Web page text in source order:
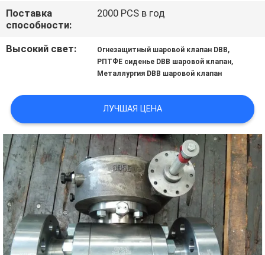
НОВОСТИ
ЗАПРОСИТЕ
КАРТА
САЙТА
PRIVACY
POLICY
Поставка
способности:
2000 PCS в год
Высокий свет: Огнезащитный шаровой клапан DBB,
РПТФЕ сиденье DBB шаровой клапан,
Металлургия DBB шаровой клапан
ЛУЧШАЯ ЦЕНА